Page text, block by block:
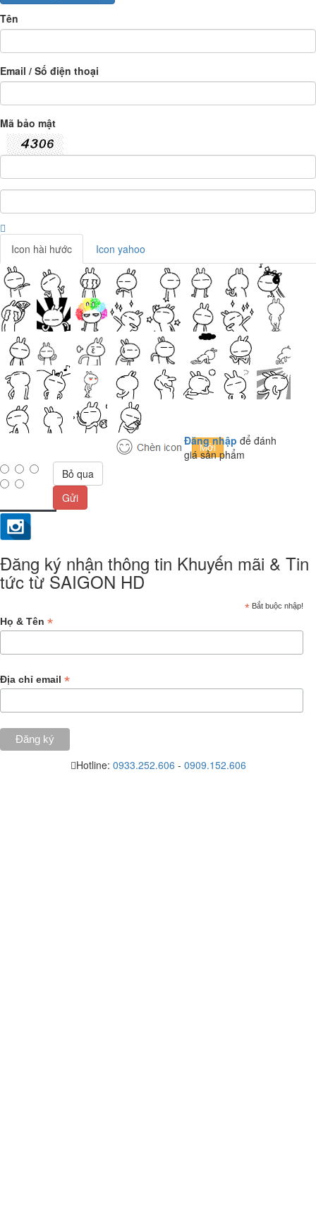
Tên
Email / Số điện thoại
Mã bảo mật
Icon hài hước Icon yahoo
Đăng nhập để đánh
giá sản phẩm
Bỏ qua
Gửi
Đăng ký nhận thông tin Khuyến mãi & Tin
tức từ SAIGON HD
* Bắt buộc nhập!
Họ & Tên *
Địa chỉ email *
Hotline: 0933.252.606 - 0909.152.606